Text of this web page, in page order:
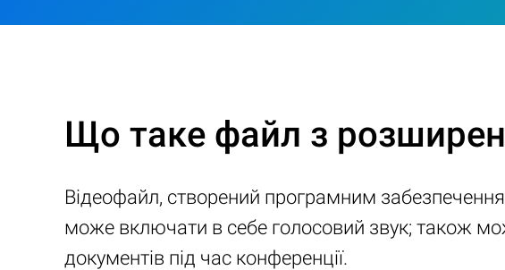
Що таке файл з
Відеофайл, створений програмним
може включати в себе голосовий звук; також
документів під час конференції.